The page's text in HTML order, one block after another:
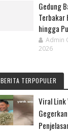
Gedung
Terbakar
hingga
Admin
2026
BERITA TERPOPULER
Viral Link